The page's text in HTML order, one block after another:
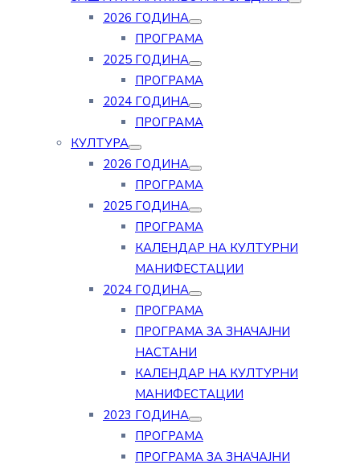
2026 ГОДИНА
ПРОГРАМА
2025 ГОДИНА
ПРОГРАМА
2024 ГОДИНА
ПРОГРАМА
КУЛТУРА
2026 ГОДИНА
ПРОГРАМА
2025 ГОДИНА
ПРОГРАМА
КАЛЕНДАР НА КУЛТУРНИ
МАНИФЕСТАЦИИ
2024 ГОДИНА
ПРОГРАМА
ПРОГРАМА ЗА ЗНАЧАЈНИ
НАСТАНИ
КАЛЕНДАР НА КУЛТУРНИ
МАНИФЕСТАЦИИ
2023 ГОДИНА
ПРОГРАМА
ПРОГРАМА ЗА ЗНАЧАЈНИ